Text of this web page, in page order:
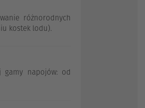
różnorodnych
kostek lodu).
gamy napojów: od